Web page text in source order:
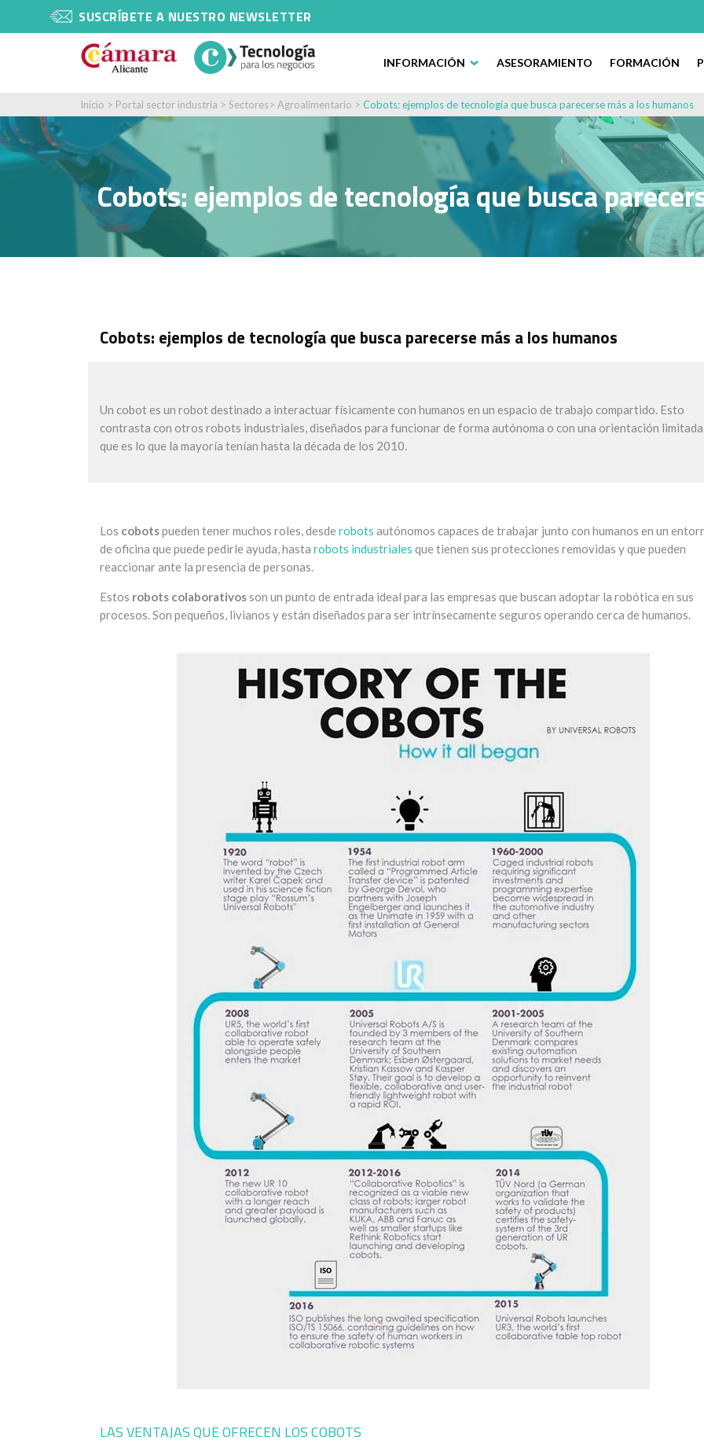
SUSCRÍBETE A NUESTRO NEWSLETTER
INFORMACIÓN ASESORAMIENTO FORMACIÓN
Inicio > Portal sector industria > Sectores> Agroalimentario > Cobots: ejemplos de tecnología que busca parecerse más a los humanos
Cobots: ejemplos de tecnología que busca
Cobots: ejemplos de tecnología que busca parecerse más a los humanos
Un cobot es un robot destinado a interactuar físicamente con humanos en un espacio de trabajo compartido. Esto
contrasta con otros robots industriales, diseñados para funcionar de forma autónoma o con una orientación
que es lo que la mayoría tenían hasta la década de los 2010.
Los cobotspueden tener muchos roles, desde robots autónomos capaces de trabajar junto con humanos en un
de oficina que puede pedirle ayuda, hasta robots industriales que tienen sus protecciones removidas y que pueden
reaccionar ante la presencia de personas.
Estos robots colaborativosson un punto de entrada ideal para las empresas que buscan adoptar la robótica en sus
procesos. Son pequeños, livianos y están diseñados para ser intrínsecamente seguros operando cerca de humanos.
LAS VENTAJAS QUE OFRECEN LOS COBOTS